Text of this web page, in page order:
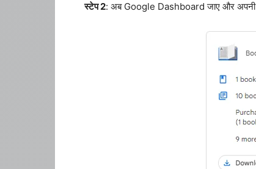
स्टेप 2: अब Google Dashboard जाए और